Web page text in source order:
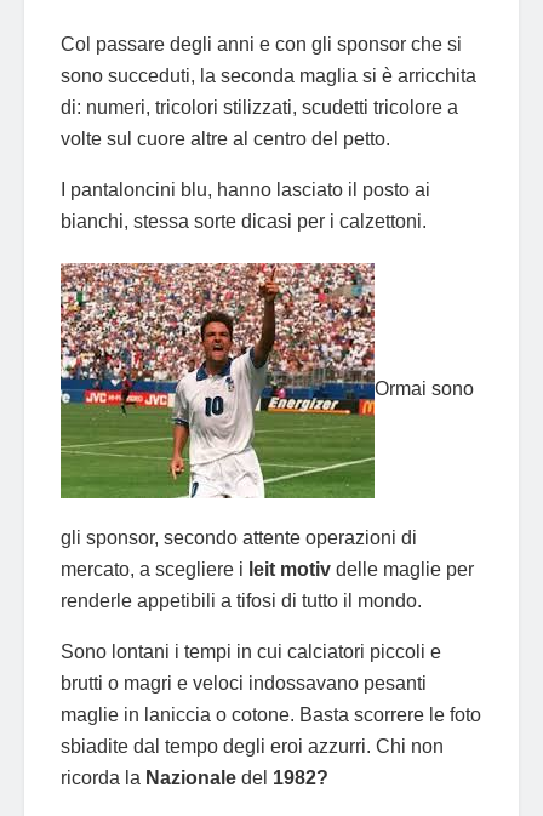
Col passare degli anni e con gli sponsor che si
sono succeduti, la seconda maglia si è arricchita
di: numeri, tricolori stilizzati, scudetti tricolore a
volte sul cuore altre al centro del petto.
I pantaloncini blu, hanno lasciato il posto ai
bianchi, stessa sorte dicasi per i calzettoni.
Ormai sono
gli sponsor, secondo attente operazioni di
mercato, a scegliere i leit motiv delle maglie per
renderle appetibili a tifosi di tutto il mondo.
Sono lontani i tempi in cui calciatori piccoli e
brutti o magri e veloci indossavano pesanti
maglie in laniccia o cotone. Basta scorrere le foto
sbiadite dal tempo degli eroi azzurri. Chi non
ricorda la Nazionale del 1982?